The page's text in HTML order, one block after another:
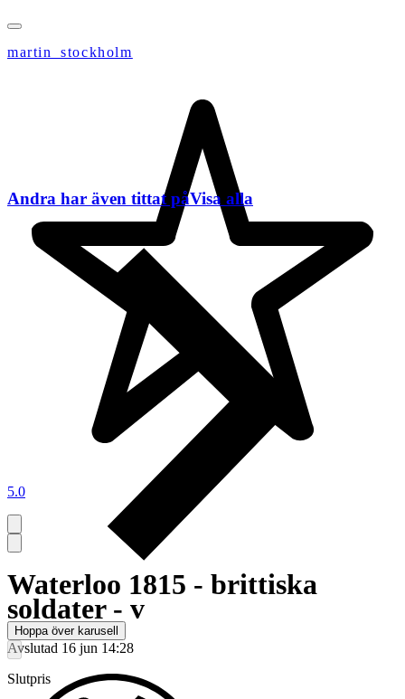
martin_stockholm
5.0
Waterloo 1815 - brittiska
soldater - v
Avslutad 16 jun 14:28
Slutpris
Andra har även tittat påVisa alla
Hoppa över karusell